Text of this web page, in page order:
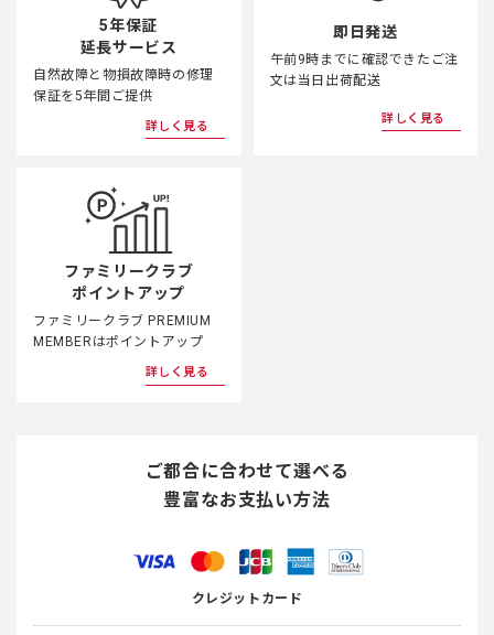
5年保証
延長サービス
自然故障と物損故障時の修理
保証を5年間ご提供
詳しく見る
即日発送
午前9時までに確認できたご注
文は当日出荷配送
詳しく見る
ファミリークラブ
ポイントアップ
ファミリークラブ PREMIUM
MEMBERはポイントアップ
詳しく見る
ご都合に合わせて選べる
豊富なお支払い方法
クレジットカード